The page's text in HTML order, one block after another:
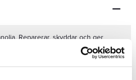
Reparerar, skyddar och ger
och värmeskyddande. Gör att håret
Utreder och återställer
alla hårtyper. Ingredienser